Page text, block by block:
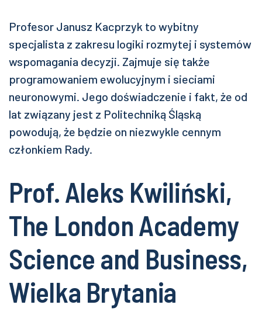
Profesor Janusz Kacprzyk to wybitny
specjalista z zakresu logiki rozmytej i systemów
wspomagania decyzji. Zajmuje się także
programowaniem ewolucyjnym i sieciami
neuronowymi. Jego doświadczenie i fakt, że od
lat związany jest z Politechniką Śląską
powodują, że będzie on niezwykle cennym
członkiem Rady.
Prof. Aleks Kwiliński,
The London Academy
Science and Business,
Wielka Brytania